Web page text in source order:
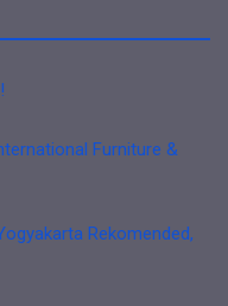
Furniture &
Rekomended,